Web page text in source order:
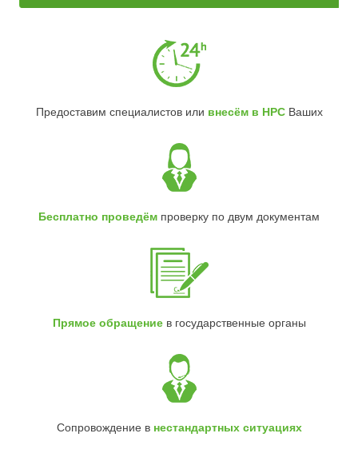
Предоставим специалистов или внесём в НРСВаших
Бесплатно проведём проверку по двум документам
Прямое обращениев государственные органы
Сопровождение в нестандартных ситуациях